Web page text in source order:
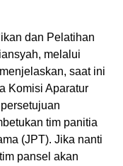
dan Pelatihan
melalui
saat ini
Komisi Aparatur
tim panitia
(JPT). Jika nanti
pansel akan